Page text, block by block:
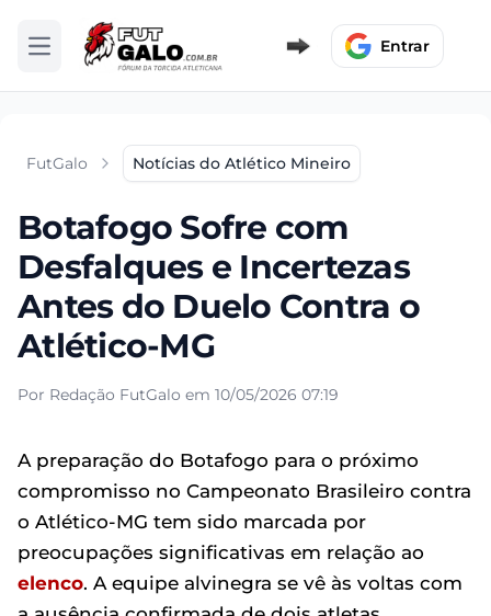
Abrir menu Entrar
FutGalo Notícias do Atlético Mineiro
Botafogo Sofre com
Desfalques e Incertezas
Antes do Duelo Contra o
Atlético-MG
Por Redação FutGalo em 10/05/2026 07:19
A preparação do Botafogo para o próximo
compromisso no Campeonato Brasileiro contra
o Atlético-MG tem sido marcada por
preocupações significativas em relação ao
elenco. A equipe alvinegra se vê às voltas com